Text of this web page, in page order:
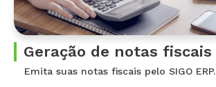
Geração de notas fiscais
Emita suas notas fiscais pelo SIGO ERP.